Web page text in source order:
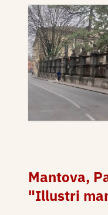
Mantova,
"Illustri